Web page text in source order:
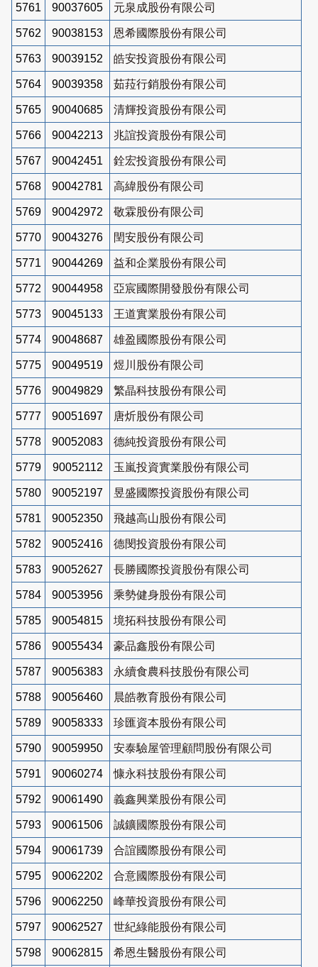
5761 90037605 元泉成股份有限公司
5762 90038153 恩希國際股份有限公司
5763 90039152 皓安投資股份有限公司
5764 90039358 茹菈行銷股份有限公司
5765 90040685 清輝投資股份有限公司
5766 90042213 兆誼投資股份有限公司
5767 90042451 銓宏投資股份有限公司
5768 90042781 高緯股份有限公司
5769 90042972 敬霖股份有限公司
5770 90043276 閏安股份有限公司
5771 90044269 益和企業股份有限公司
5772 90044958 亞宸國際開發股份有限公司
5773 90045133 王道實業股份有限公司
5774 90048687 雄盈國際股份有限公司
5775 90049519 煜川股份有限公司
5776 90049829 繁晶科技股份有限公司
5777 90051697 唐炘股份有限公司
5778 90052083 德純投資股份有限公司
5779 90052112 玉嵐投資實業股份有限公司
5780 90052197 昱盛國際投資股份有限公司
5781 90052350 飛越高山股份有限公司
5782 90052416 德閔投資股份有限公司
5783 90052627 長勝國際投資股份有限公司
5784 90053956 乘勢健身股份有限公司
5785 90054815 境拓科技股份有限公司
5786 90055434 豪品鑫股份有限公司
5787 90056383 永續食農科技股份有限公司
5788 90056460 晨皓教育股份有限公司
5789 90058333 珍匯資本股份有限公司
5790 90059950 安泰驗屋管理顧問股份有限公司
5791 90060274 慷永科技股份有限公司
5792 90061490 義鑫興業股份有限公司
5793 90061506 誠鑛國際股份有限公司
5794 90061739 合誼國際股份有限公司
5795 90062202 合意國際股份有限公司
5796 90062250 峰華投資股份有限公司
5797 90062527 世紀綠能股份有限公司
5798 90062815 希恩生醫股份有限公司